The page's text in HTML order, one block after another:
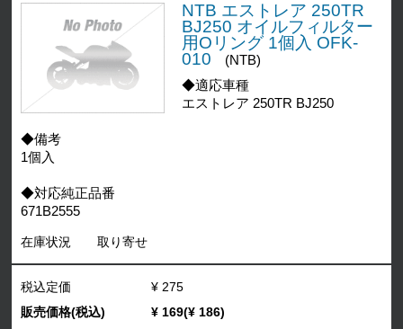
NTB エストレア 250TR
BJ250 オイルフィルター
用Oリング 1個入 OFK-
010
(NTB)
◆適応車種
エストレア 250TR BJ250
◆備考
1個入
◆対応純正品番
671B2555
在庫状況 取り寄せ
税込定価
¥ 275
販売価格(税込)
¥ 169(¥ 186)